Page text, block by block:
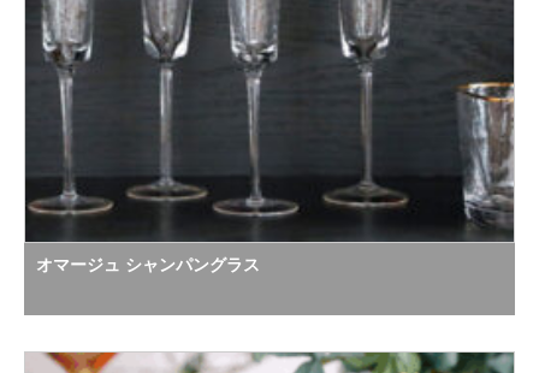
オマージュ シャンパングラス